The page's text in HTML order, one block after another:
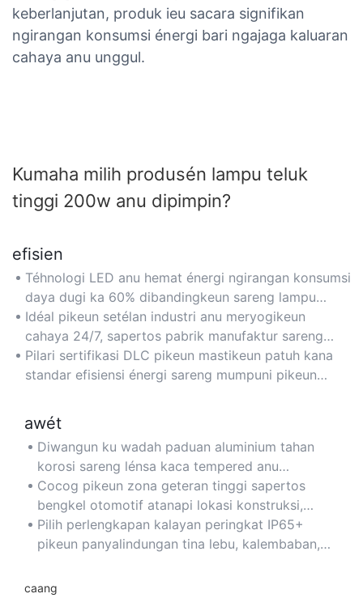
keberlanjutan, produk ieu sacara signifikan
ngirangan konsumsi énergi bari ngajaga kaluaran
cahaya anu unggul.
Kumaha milih produsén lampu teluk
tinggi 200w anu dipimpin?
efisien
Téhnologi LED anu hemat énergi ngirangan konsumsi
daya dugi ka 60% dibandingkeun sareng lampu
halida logam 400W tradisional, nurunkeun biaya
listrik pikeun fasilitas ageung sapertos gudang.
Idéal pikeun setélan industri anu meryogikeun
cahaya 24/7, sapertos pabrik manufaktur sareng
pusat distribusi, dimana penghematan énergi
akumulasi salami waktos.
Pilari sertifikasi DLC pikeun mastikeun patuh kana
standar efisiensi énergi sareng mumpuni pikeun
awét
Diwangun ku wadah paduan aluminium tahan
korosi sareng lénsa kaca tempered anu
dikuatkeun, mastikeun résiliénsi dina lingkungan
anu keras sapertos pabrik sareng tempat
panyimpenan luar ruangan.
Cocog pikeun zona geteran tinggi sapertos
bengkel otomotif atanapi lokasi konstruksi,
ngajaga integritas struktural dina kaayaan anu
nungtut.
Pilih perlengkapan kalayan peringkat IP65+
pikeun panyalindungan tina lebu, kalembaban,
dina iklim anu nangtang.
caang